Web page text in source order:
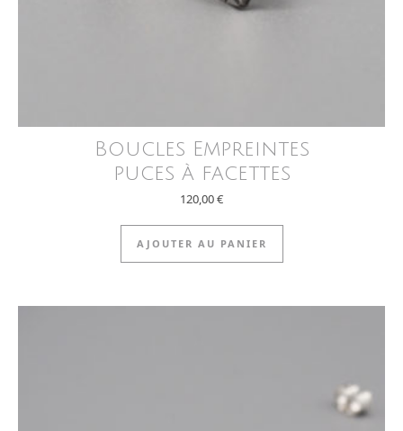
Boucles Empreintes
puces à facettes
120,00€
AJOUTER AU PANIER